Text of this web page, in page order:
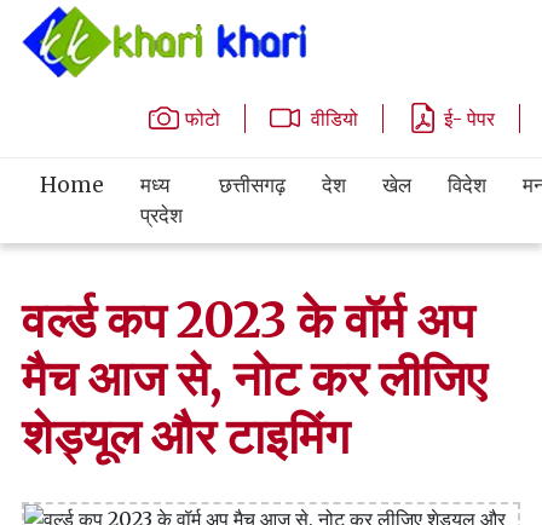
फोटो वीडियो ई- पेपर
Home
मध्य
प्रदेश
छत्तीसगढ़ देश खेल विदेश
वर्ल्ड कप 2023 के वॉर्म अप
मैच आज से, नोट कर लीजिए
शेड्यूल और टाइमिंग